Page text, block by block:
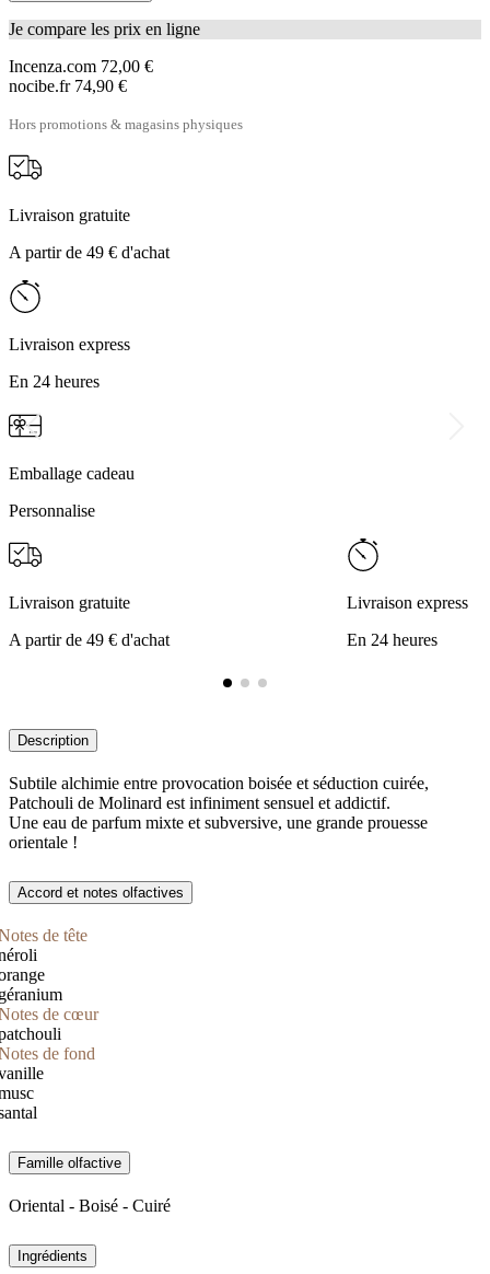
Je compare les prix en ligne
Incenza.com 72,00 €
nocibe.fr 74,90 €
Hors promotions & magasins physiques
Livraison gratuite
A partir de 49 € d'achat
Livraison express
En 24 heures
Emballage cadeau
Personnalise
Livraison gratuite
A partir de 49 € d'achat
Livraison express
En 24 heures
Description
Subtile alchimie entre provocation boisée et séduction cuirée,
Patchouli de Molinard est infiniment sensuel et addictif.
Une eau de parfum mixte et subversive, une grande prouesse
orientale !
Accord et notes olfactives
de tête
de cœur
de fond
Famille olfactive
Oriental - Boisé - Cuiré
Ingrédients